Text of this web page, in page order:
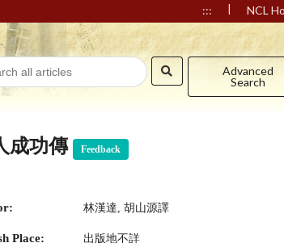
::: | NCL
Advanced
Search
成功傳 Feedback
林漢達, 胡山源譯
Place: 出版地不詳